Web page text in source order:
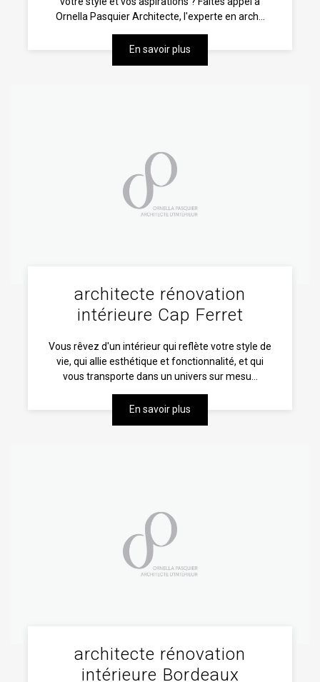
Ornella Pasquier Architecte, l'experte en arch...
En savoir plus
architecte rénovation
intérieure Cap Ferret
Vous rêvez d'un intérieur qui reflète votre style de
vie, qui allie esthétique et fonctionnalité, et qui
vous transporte dans un univers sur mesu...
En savoir plus
architecte rénovation
intérieure Bordeaux